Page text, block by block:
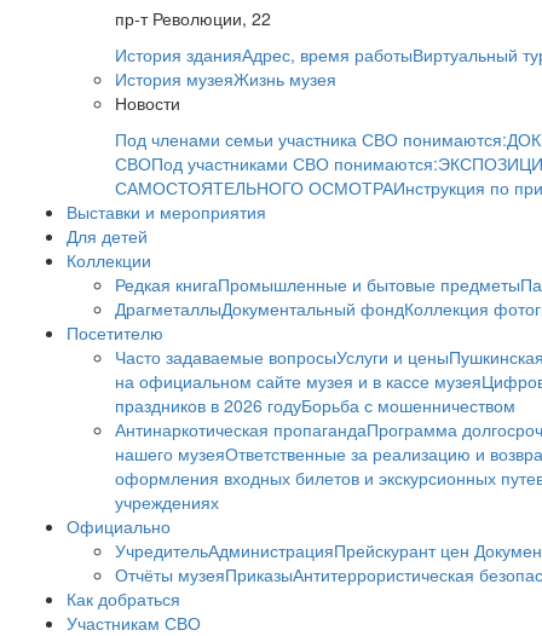
пр-т Революции, 22
История зданияАдрес, время работыВиртуальный
История музеяЖизнь музея
Новости
Под членами семьи участника СВО понимаются:
СВОПод участниками СВО понимаются:
САМОСТОЯТЕЛЬНОГО ОСМОТРАИнструкция по
Выставки и мероприятия
Для детей
Коллекции
Редкая книгаПромышленные и бытовые предметы
ДрагметаллыДокументальный фондКоллекция
Посетителю
Часто задаваемые вопросыУслуги и цены
на официальном сайте музея и в кассе музея
праздников в 2026 годуБорьба с мошенничеством
Антинаркотическая пропагандаПрограмма
нашего музеяОтветственные за реализацию и
оформления входных билетов и экскурсионных
учреждениях
Официально
УчредительАдминистрацияПрейскурант цен
Отчёты музеяПриказыАнтитеррористическая
Как добраться
Участникам СВО